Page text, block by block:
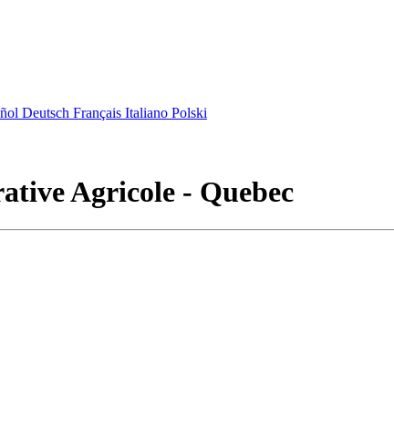
Deutsch Français Italiano Polski
Agricole - Quebec